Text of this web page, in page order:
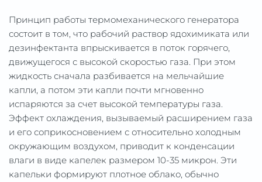
Принцип работы термомеханического генератора
состоит в том, что рабочий раствор ядохимиката или
дезинфектанта впрыскивается в поток горячего,
движущегося с высокой скоростью газа. При этом
жидкость сначала разбивается на мельчайшие
капли, а потом эти капли почти мгновенно
испаряются за счет высокой температуры газа.
Эффект охлаждения, вызываемый расширением газа
и его соприкосновением с относительно холодным
окружающим воздухом, приводит к конденсации
влаги в виде капелек размером 10-35 микрон. Эти
капельки формируют плотное облако, обычно